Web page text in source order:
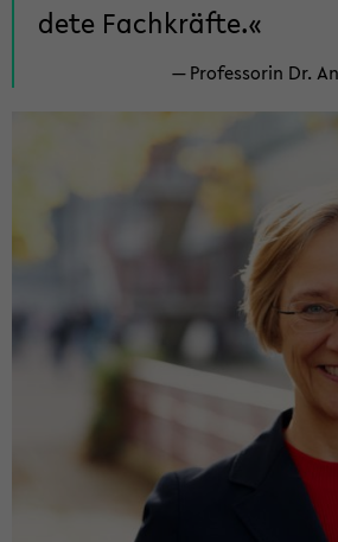
de­te Fach­kräf­te.
Pro­fes­so­rin Dr.